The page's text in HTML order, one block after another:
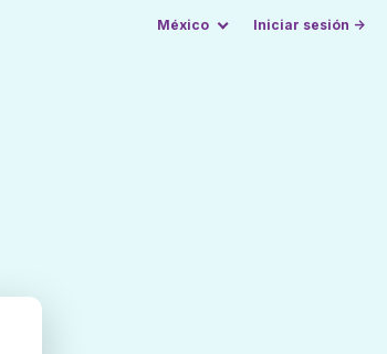
México Iniciar sesión →